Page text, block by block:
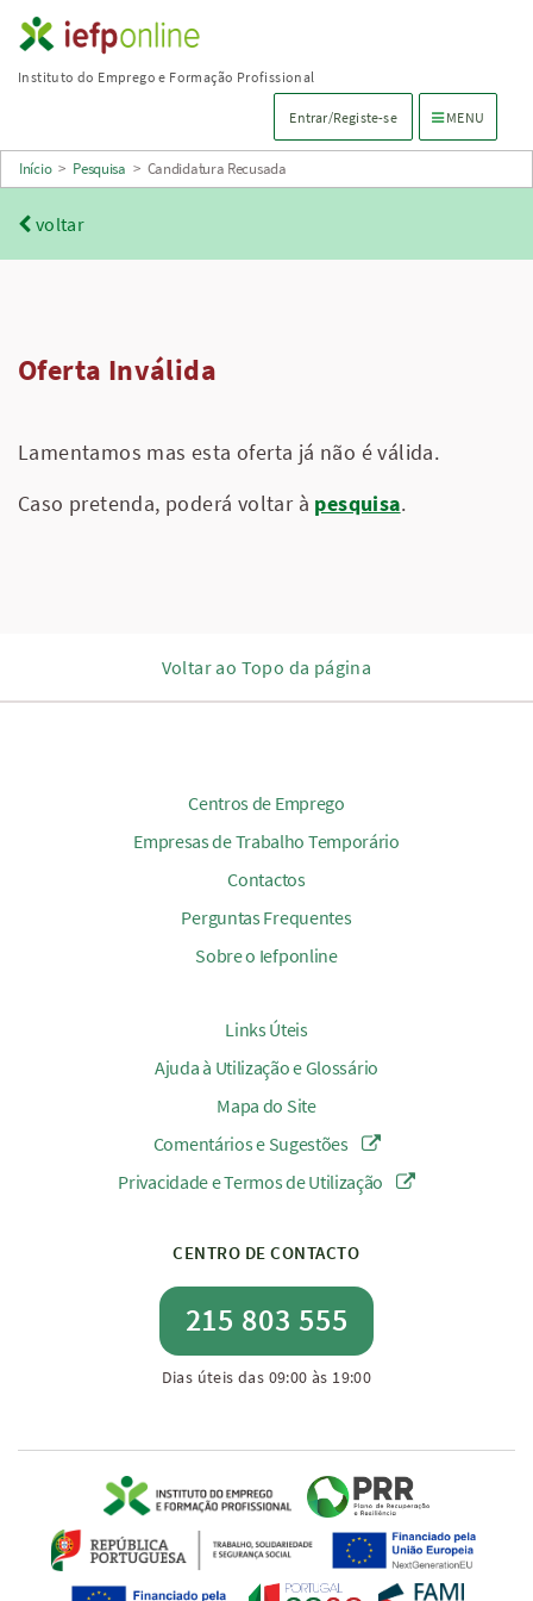
Saltar
para
principal
Instituto do Emprego e Formação Profissional
Entrar/Registe-se Menu de
MENU
Início > Pesquisa > Candidatura Recusada
voltar
Oferta Inválida
Lamentamos mas esta oferta já não é válida.
Caso pretenda, poderá voltar à pesquisa.
Voltar ao Topo da página
Centros de Emprego
Empresas de Trabalho Temporário
Contactos
Perguntas Frequentes
Sobre o Iefponline
Links Úteis
Ajuda à Utilização e Glossário
Mapa do Site
Comentários e Sugestões
Privacidade e Termos de Utilização
CENTRO DE CONTACTO
215 803 555
Dias úteis das 09:00 às 19:00